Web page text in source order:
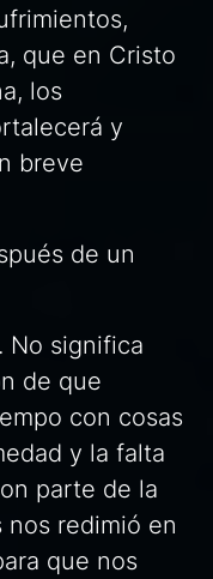
que en Cristo
los
y
breve
de un
No significa
de que
con cosas
y la falta
parte de la
redimió en
que nos